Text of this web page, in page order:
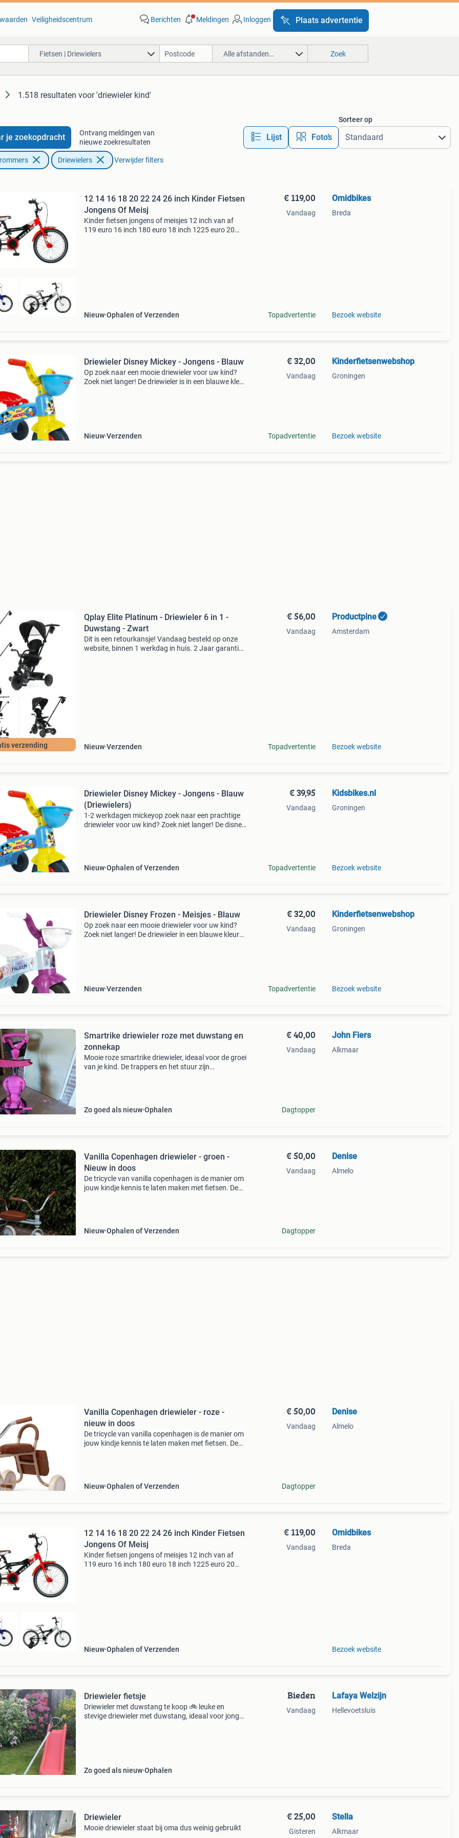
Veiligheidscentrum Berichten Meldingen Inloggen Plaats advertentie
Fietsen | Driewielers Alle afstanden… Zoek
1.518 resultaten voor 'driewieler kind'
je zoekopdracht
Ontvang meldingen van
nieuwe zoekresultaten
Lijst Foto’s
Sorteer op
Driewielers Verwijder filters
12 14 16 18 20 22 24 26 inch Kinder Fietsen
Jongens Of Meisj
Kinder fietsen jongens of meisjes 12 inch van af
119 euro 16 inch 180 euro 18 inch 1225 euro 20
Nieuw Ophalen of Verzenden
€ 119,00
Vandaag
Topadvertentie
Omidbikes
Breda
Bezoek website
Driewieler Disney Mickey - Jongens - Blauw
Op zoek naar een mooie driewieler voor uw kind?
Zoek niet langer! De driewieler is in een blauwe kleur
Nieuw Verzenden
€ 32,00
Vandaag
Topadvertentie
Kinderfietsenwebshop
Groningen
Bezoek website
verzending
Qplay Elite Platinum - Driewieler 6 in 1 -
Duwstang - Zwart
Dit is een retourkansje! Vandaag besteld op onze
website, binnen 1 werkdag in huis. 2 Jaar garantie.
Nieuw Verzenden
€ 56,00
Vandaag
Topadvertentie
Productpine
Amsterdam
Bezoek website
Driewieler Disney Mickey - Jongens - Blauw
(Driewielers)
1-2 werkdagen mickeyop zoek naar een prachtige
driewieler voor uw kind? Zoek niet langer! De disney
Nieuw Ophalen of Verzenden
€ 39,95
Vandaag
Topadvertentie
Kidsbikes.nl
Groningen
Bezoek website
Driewieler Disney Frozen - Meisjes - Blauw
Op zoek naar een mooie driewieler voor uw kind?
Zoek niet langer! De driewieler in een blauwe kleur
Nieuw Verzenden
€ 32,00
Vandaag
Topadvertentie
Kinderfietsenwebshop
Groningen
Bezoek website
Smartrike driewieler roze met duwstang en
zonnekap
Mooie roze smartrike driewieler, ideaal voor de groei
van je kind. De trappers en het stuur zijn
Zo goed als nieuw Ophalen
€ 40,00
Vandaag
Dagtopper
John Fiers
Alkmaar
Vanilla Copenhagen driewieler - groen -
Nieuw in doos
De tricycle van vanilla copenhagen is de manier om
jouw kindje kennis te laten maken met fietsen. De
Nieuw Ophalen of Verzenden
€ 50,00
Vandaag
Dagtopper
Denise
Almelo
Vanilla Copenhagen driewieler - roze -
nieuw in doos
De tricycle van vanilla copenhagen is de manier om
jouw kindje kennis te laten maken met fietsen. De
Nieuw Ophalen of Verzenden
€ 50,00
Vandaag
Dagtopper
Denise
Almelo
12 14 16 18 20 22 24 26 inch Kinder Fietsen
Jongens Of Meisj
Kinder fietsen jongens of meisjes 12 inch van af
119 euro 16 inch 180 euro 18 inch 1225 euro 20
Nieuw Ophalen of Verzenden
€ 119,00
Vandaag
Omidbikes
Breda
Bezoek website
Driewieler fietsje
Driewieler met duwstang te koop 🚲 leuke en
stevige driewieler met duwstang, ideaal voor jonge
Zo goed als nieuw Ophalen
Bieden
Vandaag
Lafaya Welzijn
Hellevoetsluis
Driewieler
Mooie driewieler staat bij oma dus weinig gebruikt
€ 25,00
Gisteren
Stella
Alkmaar